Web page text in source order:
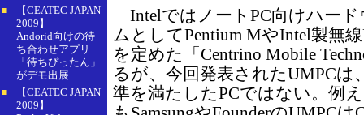
■
【CEATEC JAPAN
2009】
Andorid向けの待
ち合わせアプリ
「待ちぴったん」
がデモ出展
■
【CEATEC JAPAN
2009】
IntelではノートPC向けハー
ムとしてPentium MやIntel製無
を定めた「Centrino Mobile
るが、今回発表されたUMPCは
準を満たしたPCではない。例